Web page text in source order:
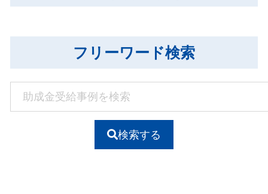
フリーワード検索
検索する